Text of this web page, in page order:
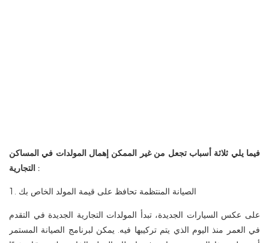
فيما يلي ثلاثة أسباب تجعل من غير الممكن إهمال المولدات في المساكن
التجارية :
1. الصيانة المنتظمة تحافظ على قيمة المولد الخاص بك
على عكس السيارات الجديدة، تبدأ المولدات التجارية الجديدة في التقدم
في العمر منذ اليوم الذي يتم تركيبها فيه. يمكن لبرنامج الصيانة المستمر